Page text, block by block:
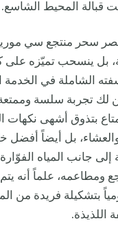
قبالة المحيط الشاسع.
سحر منتجع سي
بل ينسحب تميّزه على
الشاملة في الخدمة
لك تجربة سلسة
بتذوق أشهى نكهات
والعشاء، بل أيضاً
إلى جانب المياه
ومطاعمه، علماً أنه
بتشكيلة فريدة من
اللذيذة.